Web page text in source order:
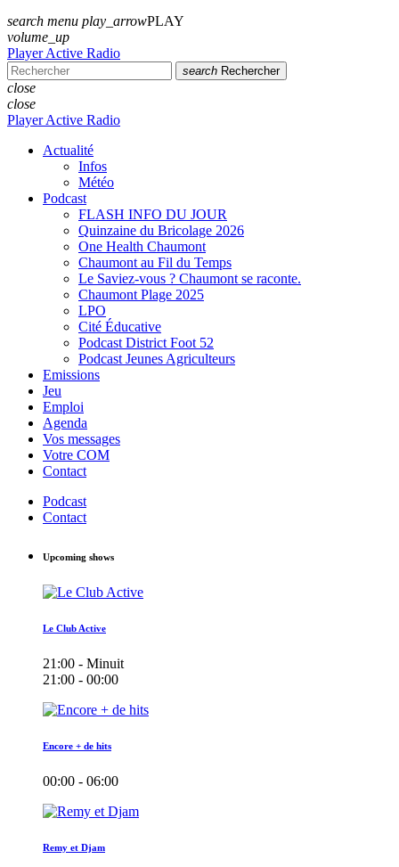
search menu play_arrowPLAY
volume_up
Player Active Radio
search Rechercher
close
close
Player Active Radio
Actualité
Infos
Météo
Podcast
FLASH INFO DU JOUR
Quinzaine du Bricolage 2026
One Health Chaumont
Chaumont au Fil du Temps
Le Saviez-vous ? Chaumont se raconte.
Chaumont Plage 2025
LPO
Cité Éducative
Podcast District Foot 52
Podcast Jeunes Agriculteurs
Emissions
Jeu
Emploi
Agenda
Vos messages
Votre COM
Contact
Podcast
Contact
Upcoming shows
Le Club Active
21:00 - Minuit
21:00 - 00:00
Encore + de hits
00:00 - 06:00
Remy et Djam